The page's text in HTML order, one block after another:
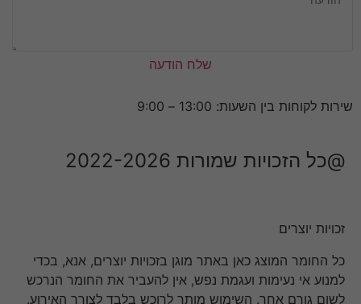
שלח הודעה
שירות לקוחות בין השעות: 13:00 – 9:00
@כל הזכויות שמורות 2022-2026
זכויות יוצרים
כל החומר המוצג כאן באתר מוגן בזכויות יוצרים, אנא, בכדי
למנוע אי נעימות ועגמת נפש, אין להעביר את החומר הנרכש
לשום גורם אחר. השימוש מותר לרוכש בלבד לצורך האירוע.